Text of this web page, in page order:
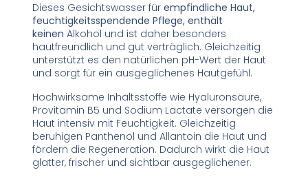
Dieses Gesichtswasser fürempfindliche Haut,
feuchtigkeitsspendende Pflege, enthält
keinen Alkohol und ist daher besonders
hautfreundlich und gut verträglich. Gleichzeitig
unterstützt es den natürlichen pH-Wert der Haut
und sorgt für ein ausgeglichenes Hautgefühl.
Hochwirksame Inhaltsstoffe wie Hyaluronsäure,
Provitamin B5 und Sodium Lactate versorgen die
Haut intensiv mit Feuchtigkeit. Gleichzeitig
beruhigen Panthenol und Allantoin die Haut und
fördern die Regeneration. Dadurch wirkt die Haut
glatter, frischer und sichtbar ausgeglichener.